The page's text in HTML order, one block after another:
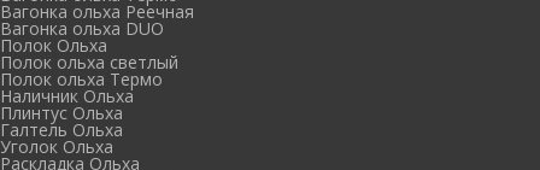
Вагонка ольха Реечная
Вагонка ольха DUO
Полок Ольха
Полок ольха светлый
Полок ольха Термо
Наличник Ольха
Плинтус Ольха
Галтель Ольха
Уголок Ольха
Раскладка Ольха